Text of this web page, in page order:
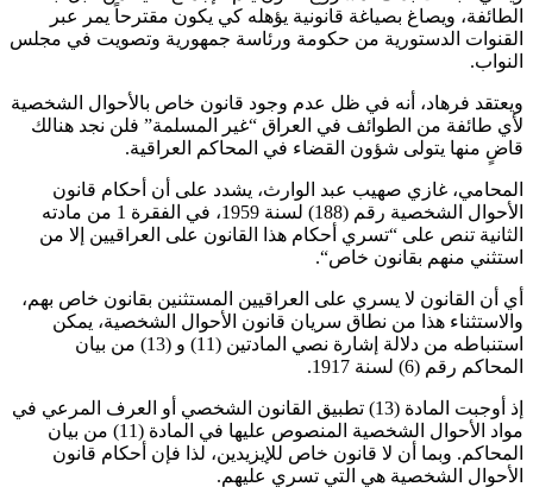
الطائفة، ويصاغ بصياغة قانونية يؤهله كي يكون مقترحاً يمر عبر
القنوات الدستورية من حكومة ورئاسة جمهورية وتصويت في مجلس
النواب.
ويعتقد فرهاد، أنه في ظل عدم وجود قانون خاص بالأحوال الشخصية
لأي طائفة من الطوائف في العراق “غير المسلمة” فلن نجد هنالك
قاضٍ منها يتولى شؤون القضاء في المحاكم العراقية.
المحامي، غازي صهيب عبد الوارث، يشدد على أن أحكام قانون
الأحوال الشخصية رقم (188) لسنة 1959، في الفقرة 1 من مادته
الثانية تنص على “تسري أحكام هذا القانون على العراقيين إلا من
استثني منهم بقانون خاص“.
أي أن القانون لا يسري على العراقيين المستثنين بقانون خاص بهم،
والاستثناء هذا من نطاق سريان قانون الأحوال الشخصية، يمكن
استنباطه من دلالة إشارة نصي المادتين (11) و (13) من بيان
المحاكم رقم (6) لسنة 1917.
إذ أوجبت المادة (13) تطبيق القانون الشخصي أو العرف المرعي في
مواد الأحوال الشخصية المنصوص عليها في المادة (11) من بيان
المحاكم. وبما أن لا قانون خاص للإيزيدين، لذا فإن أحكام قانون
الأحوال الشخصية هي التي تسري عليهم.